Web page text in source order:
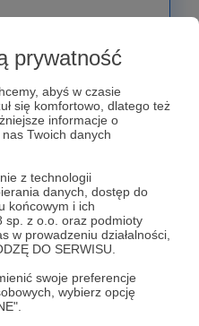
prywatność
abyś w czasie
się komfortowo, dlatego też
informacje o
Twoich danych
z technologii
danych, dostęp do
końcowym i ich
sp. z o.o. oraz podmioty
w prowadzeniu działalności,
DO SERWISU.
swoje preferencje
wybierz opcję
elektroniczny
zapowiedziami
Patronów na
FB otrzymają link do
specjalnymi dla
od czasu do czasu.